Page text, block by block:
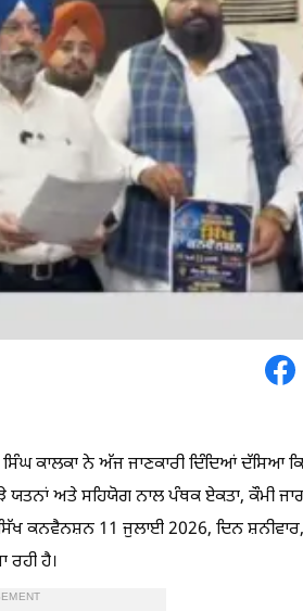
ਕਾਲਕਾ ਨੇ ਅੱਜ ਜਾਣਕਾਰੀ ਦਿੰਦਿਆਂ ਦੱਸਿਆ
ਯਤਨਾਂ ਅਤੇ ਸਹਿਯੋਗ ਨਾਲ ਪੰਥਕ ਏਕਤਾ, ਕੌਮੀ
ਕਨਵੈਨਸ਼ਨ 11 ਜੁਲਾਈ 2026, ਦਿਨ
ਰਹੀ ਹੈ।